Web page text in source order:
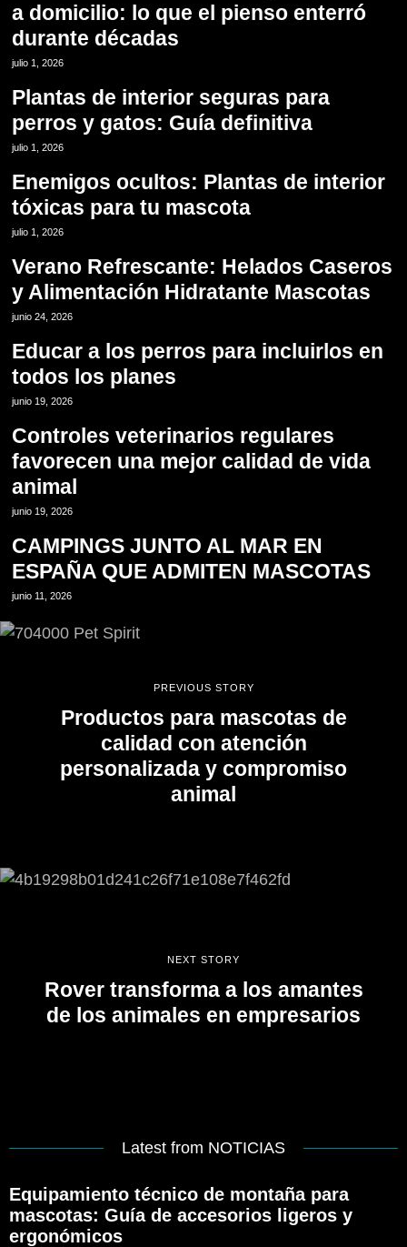
a domicilio: lo que el pienso enterró
durante décadas
julio 1, 2026
Plantas de interior seguras para
perros y gatos: Guía definitiva
julio 1, 2026
Enemigos ocultos: Plantas de interior
tóxicas para tu mascota
julio 1, 2026
Verano Refrescante: Helados Caseros
y Alimentación Hidratante Mascotas
junio 24, 2026 12
Educar a los perros para incluirlos en
todos los planes
junio 19, 2026
Controles veterinarios regulares
favorecen una mejor calidad de vida
animal
junio 19, 2026
CAMPINGS JUNTO AL MAR EN
ESPAÑA QUE ADMITEN MASCOTAS
junio 11, 2026
PREVIOUS STORY
Productos para mascotas de
calidad con atención
personalizada y compromiso
animal
NEXT STORY
Rover transforma a los amantes
de los animales en empresarios
Latest from NOTICIAS
Equipamiento técnico de montaña para
mascotas: Guía de accesorios ligeros y
ergonómicos